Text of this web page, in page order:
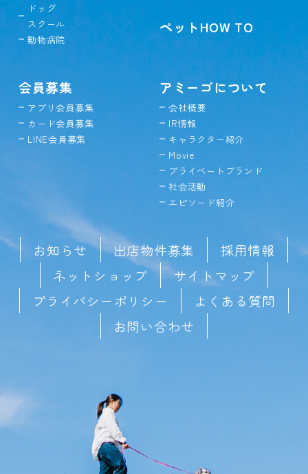
ドッグ
スクール
動物病院
ペットHOW TO
会員募集
アプリ会員募集
カード会員募集
LINE会員募集
アミーゴについて
会社概要
IR情報
キャラクター紹介
Movie
プライベートブランド
社会活動
エピソード紹介
お知らせ 出店物件募集
採用情報
ネットショップ
サイトマップ
プライバシーポリシー
よくある質問
お問い合わせ